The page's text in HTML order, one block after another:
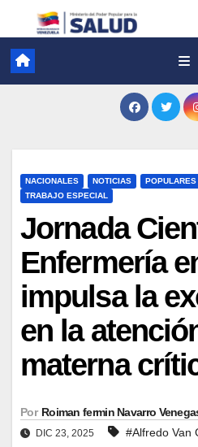
NACIONALES NOTICIAS POPULARES
TRABAJO ESPECIAL
Jornada
Enfermería
impulsa la
en la
materna
Por Roiman fermin Navarro
DIC 23, 2025 #Alfredo Van